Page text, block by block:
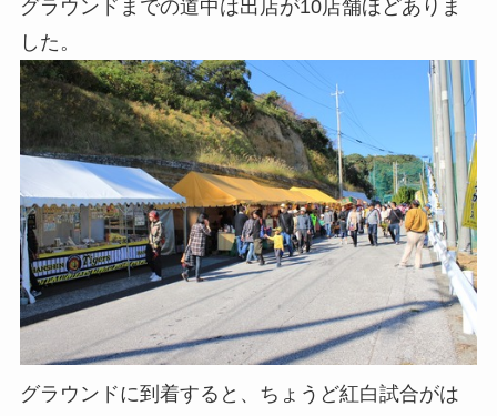
グラウンドまでの道中は出店が10店舗ほどありま
した。
グラウンドに到着すると、ちょうど紅白試合がは